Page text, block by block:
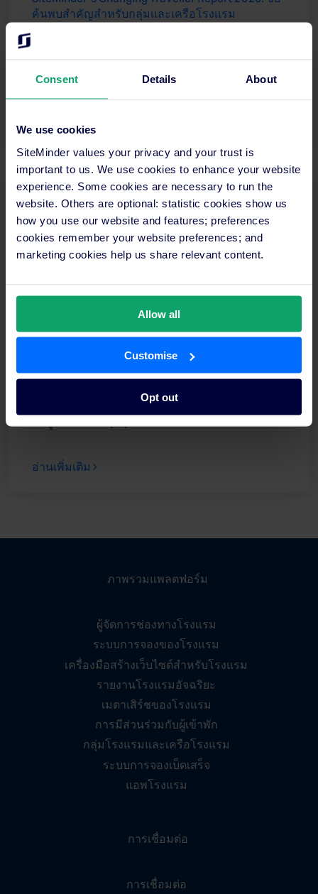
Consent Details About
We use cookies
SiteMinder values your privacy and your trust is
important to us. We use cookies to enhance your website
experience. Some cookies are necessary to run the
website. Others are optional: statistic cookies show us
how you use our website and features; preferences
cookies remember your website preferences; and
marketing cookies help us share relevant content.
Allow all
Customise
Opt out
ค้นพบสำคัญสำหรับกลุ่มและเครือโรงแรม
และแนวโน้มสำคัญที่จะปลดล็อกรายได้
คู่มือเชิงกลยุทธ์ในการปลดล็อกราย ได้ของโรงแรม
กับแพลตฟอร์มของ SiteMinder
แนวคิดของการจัดการรายได้แบบไดนามิก รวมทั้ง
โซลูชันทางเทค […]
อ่านเพิ่มเติม
ภาพรวมแพลตฟอร์ม
ผู้จัดการช่องทางโรงแรม
ระบบการจองของโรงแรม
เครื่องมือสร้างเว็บไซต์สำหรับโรงแรม
รายงานโรงแรมอัจฉริยะ
เมตาเสิร์ชของโรงแรม
การมีส่วนร่วมกับผู้เข้าพัก
กลุ่มโรงแรมและเครือโรงแรม
ระบบการจองเบ็ดเสร็จ
แอพโรงแรม
การเชื่อมต่อ
การเชื่อมต่อ